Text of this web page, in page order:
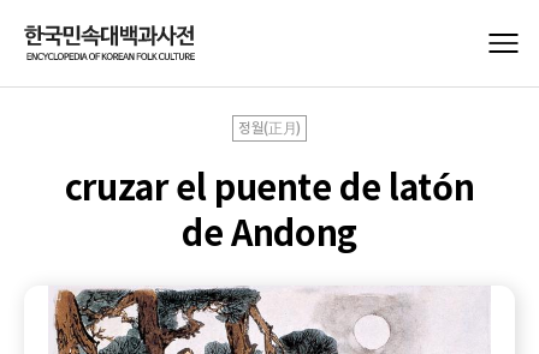
정월(正月)
cruzar el puente de latón
de Andong